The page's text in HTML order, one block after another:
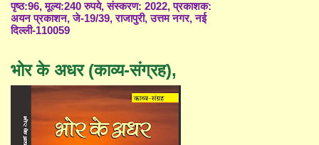
पृष्ठ:96, मूल्य:240 रुपये, संस्करण: 2022, प्रकाशक:
अयन प्रकाशन, जे-19/39, राजापुरी, उत्तम नगर, नई
दिल्ली-110059
भोर के अधर (काव्य-संग्रह),